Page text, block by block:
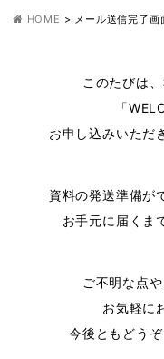
HOME > メール送信完了画
このたびは
「
お申し込みいただ
資料の発送準備が
お手元に届くま
ご不明な点
お気軽に
今後ともどう